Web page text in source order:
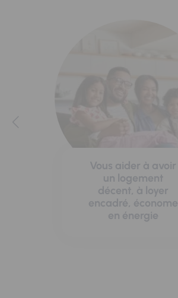
Vous aider à avoir
un logement
décent, à loyer
encadré, économe
en énergie